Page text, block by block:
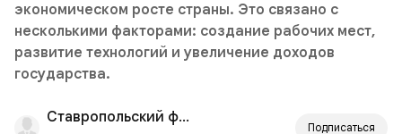
экономическом росте страны. Это связано с
несколькими факторами: создание рабочих мест,
развитие технологий и увеличение доходов
государства.
Ставропольский филиал РАНХиГС
Подписаться